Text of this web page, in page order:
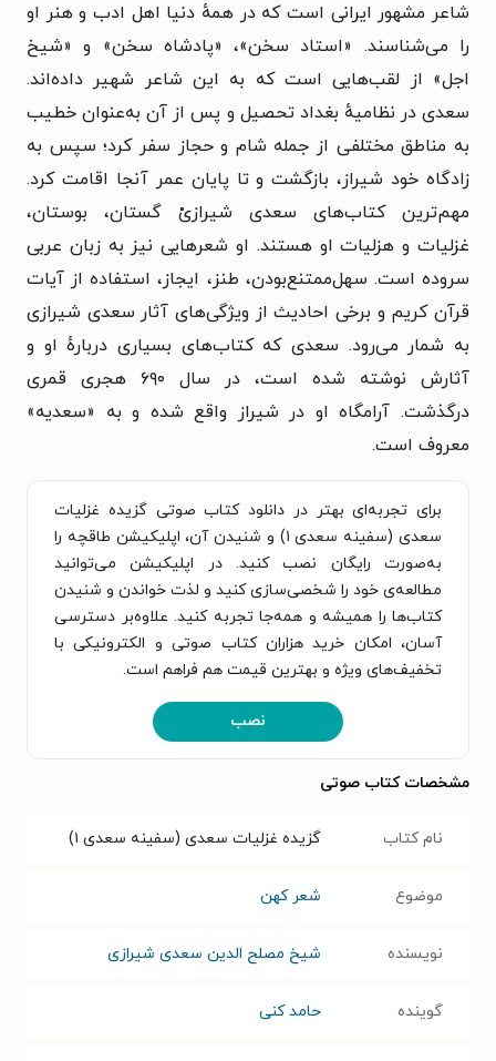
شاعر مشهور ایرانی است که در همهٔ دنیا اهل ادب و هنر او
را می‌شناسند. «استاد سخن»، «پادشاه سخن» و «شیخ
اجل» از لقب‌هایی است که به این شاعر شهیر داده‌اند.
سعدی در نظامیهٔ بغداد تحصیل و پس از آن به‌عنوان خطیب
به مناطق مختلفی از جمله شام و حجاز سفر کرد؛ سپس به
زادگاه خود شیراز، بازگشت و تا پایان عمر آنجا اقامت کرد.
مهم‌ترین کتاب‌های سعدی شیرازیْ گستان، بوستان،
غزلیات و هزلیات او هستند. او شعرهایی نیز به زبان عربی
سروده است. سهل‌ممتنع‌بودن، طنز، ایجاز، استفاده از آیات
قرآن کریم و برخی احادیث از ویژگی‌های آثار سعدی شیرازی
به شمار می‌رود. سعدی که کتاب‌های بسیاری دربارهٔ او و
آثارش نوشته شده است، در سال ۶۹۰ هجری قمری
درگذشت. آرامگاه او در شیراز واقع شده و به «سعدیه»
معروف است.
برای تجربه‌ای بهتر در دانلود کتاب صوتی گزیده غزلیات
سعدی (سفینه سعدی ۱) و شنیدن آن، اپلیکیشن طاقچه را
به‌صورت رایگان نصب کنید. در اپلیکیشن می‌توانید
مطالعه‌ی خود را شخصی‌سازی کنید و لذت خواندن و شنیدن
کتاب‌ها را همیشه و همه‌جا تجربه کنید. علاوه‌بر دسترسی
آسان، امکان خرید هزاران کتاب صوتی و الکترونیکی با
تخفیف‌های ویژه و بهترین قیمت هم فراهم است.
نصب
مشخصات کتاب صوتی
نام کتاب گزیده غزلیات سعدی (سفینه سعدی ۱)
موضوع شعر کهن
نویسنده شیخ مصلح الدین سعدی شیرازی
گوینده حامد کنی